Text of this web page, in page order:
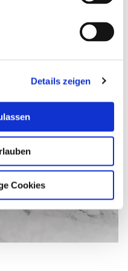
Details zeigen
Cookies